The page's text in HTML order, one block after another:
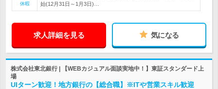
休暇
始(12月31日～1月3日)…
求人詳細を見る 気になる
株式会社東北銀行 | 【WEBカジュアル面談実地中！】東証スタンダード上
場
UIターン歓迎！地方銀行の【総合職】※ITや営業スキル歓迎